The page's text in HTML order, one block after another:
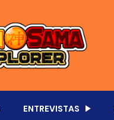
ENTREVISTAS